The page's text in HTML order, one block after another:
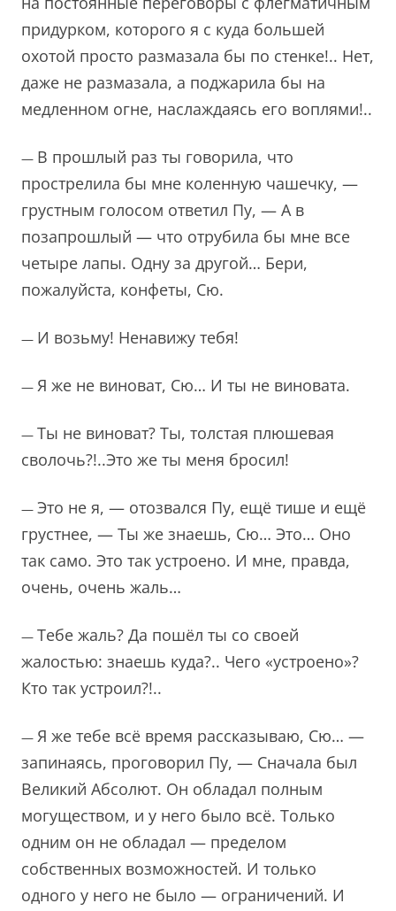
придурком, которого я с куда большей
охотой просто размазала бы по стенке!.. Нет,
даже не размазала, а поджарила бы на
медленном огне, наслаждаясь его воплями!..
— В прошлый раз ты говорила, что
прострелила бы мне коленную чашечку, —
грустным голосом ответил Пу, — А в
позапрошлый — что отрубила бы мне все
четыре лапы. Одну за другой… Бери,
пожалуйста, конфеты, Сю.
— И возьму! Ненавижу тебя!
— Я же не виноват, Сю… И ты не виновата.
— Ты не виноват? Ты, толстая плюшевая
сволочь?!..Это же ты меня бросил!
— Это не я, — отозвался Пу, ещё тише и ещё
грустнее, — Ты же знаешь, Сю… Это… Оно
так само. Это так устроено. И мне, правда,
очень, очень жаль…
— Тебе жаль? Да пошёл ты со своей
жалостью: знаешь куда?.. Чего «устроено»?
Кто так устроил?!..
— Я же тебе всё время рассказываю, Сю… —
запинаясь, проговорил Пу, — Сначала был
Великий Абсолют. Он обладал полным
могуществом, и у него было всё. Только
одним он не обладал — пределом
собственных возможностей. И только
одного у него не было — ограничений. И